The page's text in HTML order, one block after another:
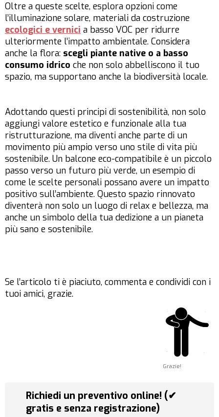
Oltre a queste scelte, esplora opzioni come
l’illuminazione solare, materiali da costruzione
ecologici e vernici a basso VOC per ridurre
ulteriormente l’impatto ambientale. Considera
anche la flora: scegli piante native o a basso
consumo idrico che non solo abbelliscono il tuo
spazio, ma supportano anche la biodiversità locale.
Adottando questi principi di sostenibilità, non solo
aggiungi valore estetico e funzionale alla tua
ristrutturazione, ma diventi anche parte di un
movimento più ampio verso uno stile di vita più
sostenibile. Un balcone eco-compatibile è un piccolo
passo verso un futuro più verde, un esempio di
come le scelte personali possano avere un impatto
positivo sull’ambiente. Questo spazio rinnovato
diventerà non solo un luogo di relax e bellezza, ma
anche un simbolo della tua dedizione a un pianeta
più sano e sostenibile.
Se l’articolo ti è piaciuto, commenta e condividi con i
tuoi amici, grazie.
Grazie!
Richiedi un preventivo online! (✔
gratis e senza registrazione)